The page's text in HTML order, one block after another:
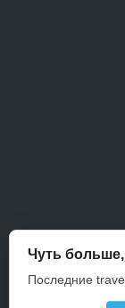
Чуть
Последние